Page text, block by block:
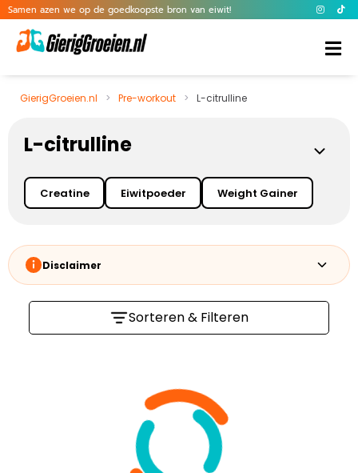
Samen azen we op de goedkoopste bron van eiwit!
GierigGroeien.nl > Pre-workout > L-citrulline
L-citrulline
Creatine Eiwitpoeder Weight Gainer
Disclaimer
Sorteren & Filteren